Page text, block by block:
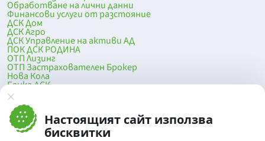
Настоящият сайт използва
бисквитки
Обработване на лични данни
Финансови услуги от разстояние
ДСК Дом
ДСК Агро
ДСК Управление на активи АД
ПОК ДСК РОДИНА
ОТП Лизинг
ОТП Застрахователен Брокер
Нова Кола
Банка ДСК
DSK Mobile
Оферти за продажба от Банка ДСК
Клонова мрежа и банкомати
До началото на страницата